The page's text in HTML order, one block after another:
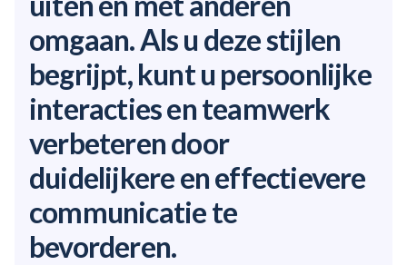
omgaan. Als u deze stijlen
begrijpt, kunt u persoonlijke
interacties en teamwerk
verbeteren door
duidelijkere en effectievere
communicatie te
bevorderen.